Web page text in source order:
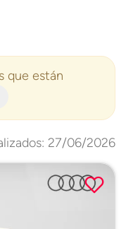
que están
27/06/2026